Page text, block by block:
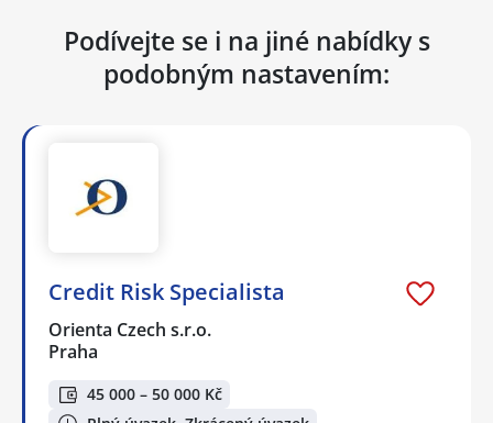
Podívejte se i na jiné nabídky s
podobným nastavením:
Credit Risk Specialista
Orienta Czech s.r.o.
Praha
45 000 – 50 000 Kč